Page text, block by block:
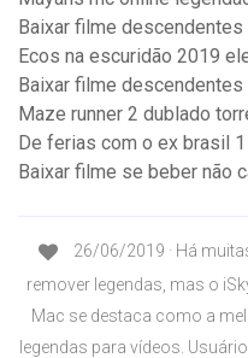
Baixar filme
Ecos na escuridão 2019
Baixar filme
Maze runner 2 dublado
De ferias com o ex brasil
Baixar filme se beber não
26/06/2019 · Há
remover legendas, mas o
Mac se destaca como a
legendas para vídeos.